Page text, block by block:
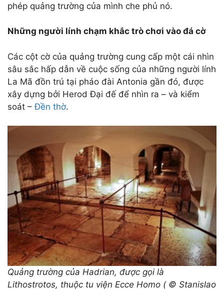
phép quảng trường của mình che phủ nó.
Những người lính chạm khắc trò chơi vào đá cờ
Các cột cờ của quảng trường cung cấp một cái nhìn
sâu sắc hấp dẫn về cuộc sống của những người lính
La Mã đồn trú tại pháo đài Antonia gần đó, được
xây dựng bởi Herod Đại đế để nhìn ra – và kiểm
soát –Đền thờ.
Quảng trường của Hadrian, được gọi là
Lithostrotos, thuộc tu viện Ecce Homo ( © Stanislao